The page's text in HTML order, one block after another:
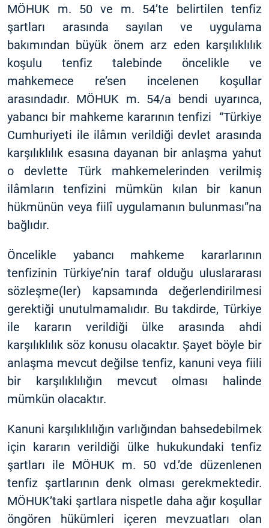
MÖHUK m. 50 ve m. 54’te belirtilen tenfiz
şartları arasında sayılan ve uygulama
bakımından büyük önem arz eden karşılıklılık
koşulu tenfiz talebinde öncelikle ve
mahkemece re’sen incelenen koşullar
arasındadır. MÖHUK m. 54/a bendi uyarınca,
yabancı bir mahkeme kararının tenfizi “Türkiye
Cumhuriyeti ile ilâmın verildiği devlet arasında
karşılıklılık esasına dayanan bir anlaşma yahut
o devlette Türk mahkemelerinden verilmiş
ilâmların tenfizini mümkün kılan bir kanun
hükmünün veya fiilî uygulamanın bulunması”na
bağlıdır.
Öncelikle yabancı mahkeme kararlarının
tenfizinin Türkiye’nin taraf olduğu uluslararası
sözleşme(ler) kapsamında değerlendirilmesi
gerektiği unutulmamalıdır. Bu takdirde, Türkiye
ile kararın verildiği ülke arasında ahdi
karşılıklılık söz konusu olacaktır. Şayet böyle bir
anlaşma mevcut değilse tenfiz, kanuni veya fiili
bir karşılıklılığın mevcut olması halinde
mümkün olacaktır.
Kanuni karşılıklılığın varlığından bahsedebilmek
için kararın verildiği ülke hukukundaki tenfiz
şartları ile MÖHUK m. 50 vd.’de düzenlenen
tenfiz şartlarının denk olması gerekmektedir.
MÖHUK’taki şartlara nispetle daha ağır koşullar
öngören hükümleri içeren mevzuatları olan